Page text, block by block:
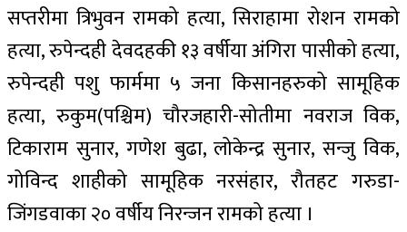
सप्तरीमा त्रिभुवन रामको हत्या, सिराहामा रोशन रामको
हत्या, रुपेन्दही देवदहकी १३ वर्षीया अंगिरा पासीको हत्या,
रुपेन्दही पशु फार्ममा ५ जना किसानहरुको सामूहिक
हत्या, रुकुम(पश्चिम) चौरजहारी-सोतीमा नवराज विक,
टिकाराम सुनार, गणेश बुढा, लोकेन्द्र सुनार, सन्जु विक,
गोविन्द शाहीको सामूहिक नरसंहार, रौतहट गरुडा-
जिंगडवाका २० वर्षीय निरन्जन रामको हत्या ।